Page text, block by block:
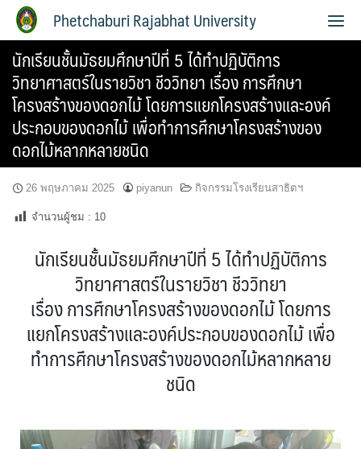
Phetchaburi Rajabhat University
นักเรียนชั้นมัธยมศึกษาปีที่ 5 ได้ทำปฏิบัติการ
วิทยาศาสตร์ในรายวิชา ชีววิทยา เรื่อง การศึกษา
โครงสร้างของดอกไม้ โดยการแยกโครงสร้างและองค์
ประกอบของดอกไม้ เพื่อทำการศึกษาโครงสร้างของ
ดอกไม้หลากหลายชนิด
26 พฤษภาคม 2025 piyanun กิจกรรมโรงเรียนสาธิตฯ
จำนวนผู้ชม : 10
นักเรียนชั้นมัธยมศึกษาปีที่ 5 ได้ทำปฏิบัติการ
วิทยาศาสตร์ในรายวิชา ชีววิทยา
เรื่อง การศึกษาโครงสร้างของดอกไม้ โดยการ
แยกโครงสร้างและองค์ประกอบของดอกไม้ เพื่อ
ทำการศึกษาโครงสร้างของดอกไม้หลากหลาย
ชนิด